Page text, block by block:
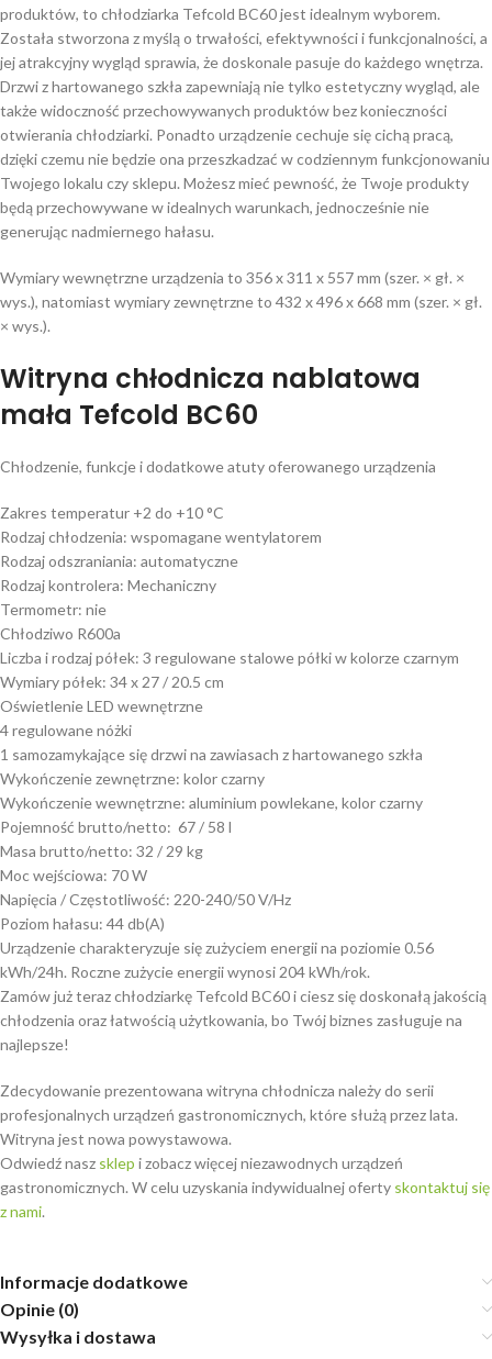
produktów, to chłodziarka Tefcold BC60 jest idealnym wyborem.
Została stworzona z myślą o trwałości, efektywności i funkcjonalności, a
jej atrakcyjny wygląd sprawia, że doskonale pasuje do każdego wnętrza.
Drzwi z hartowanego szkła zapewniają nie tylko estetyczny wygląd, ale
także widoczność przechowywanych produktów bez konieczności
otwierania chłodziarki. Ponadto urządzenie cechuje się cichą pracą,
dzięki czemu nie będzie ona przeszkadzać w codziennym funkcjonowaniu
Twojego lokalu czy sklepu. Możesz mieć pewność, że Twoje produkty
będą przechowywane w idealnych warunkach, jednocześnie nie
generując nadmiernego hałasu.
Wymiary wewnętrzne urządzenia to 356 x 311 x 557 mm (szer. × gł. ×
wys.), natomiast wymiary zewnętrzne to 432 x 496 x 668 mm (szer. × gł.
× wys.).
Witryna chłodnicza nablatowa
mała Tefcold BC60
Chłodzenie, funkcje i dodatkowe atuty oferowanego urządzenia
Zakres temperatur +2 do +10 °C
Rodzaj chłodzenia: wspomagane wentylatorem
Rodzaj odszraniania: automatyczne
Rodzaj kontrolera: Mechaniczny
Termometr: nie
Chłodziwo R600a
Liczba i rodzaj półek: 3 regulowane stalowe półki w kolorze czarnym
Wymiary półek: 34 x 27 / 20.5 cm
Oświetlenie LED wewnętrzne
4 regulowane nóżki
1 samozamykające się drzwi na zawiasach z hartowanego szkła
Wykończenie zewnętrzne: kolor czarny
Wykończenie wewnętrzne: aluminium powlekane, kolor czarny
Pojemność brutto/netto: 67 / 58 l
Masa brutto/netto: 32 / 29 kg
Moc wejściowa: 70 W
Napięcia / Częstotliwość: 220-240/50 V/Hz
Poziom hałasu: 44 db(A)
Urządzenie charakteryzuje się zużyciem energii na poziomie 0.56
kWh/24h. Roczne zużycie energii wynosi 204 kWh/rok.
Zamów już teraz chłodziarkę Tefcold BC60 i ciesz się doskonałą jakością
chłodzenia oraz łatwością użytkowania, bo Twój biznes zasługuje na
najlepsze!
Zdecydowanie prezentowana witryna chłodnicza należy do serii
profesjonalnych urządzeń gastronomicznych, które służą przez lata.
Witryna jest nowa powystawowa.
Odwiedź nasz sklep i zobacz więcej niezawodnych urządzeń
gastronomicznych. W celu uzyskania indywidualnej oferty skontaktuj się
z nami.
Informacje dodatkowe
Opinie (0)
Wysyłka i dostawa